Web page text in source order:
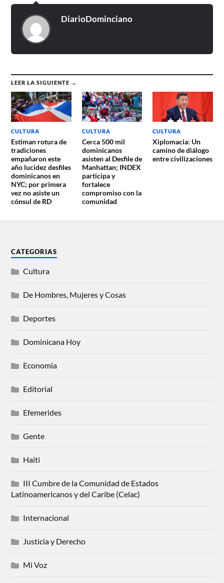
DiarioDominciano
LEER LA SIGUIENTE →
CULTURA
Estiman rotura de
tradiciones
empañaron este
año lucidez desfiles
dominicanos en
NYC; por primera
vez no asiste un
cónsul de RD
CULTURA
Cerca 500 mil
dominicanos
asisten al Desfile de
Manhattan; INDEX
participa y
fortalece
compromiso con la
comunidad
CULTURA
Xiplomacia: Un
camino de diálogo
entre civilizaciones
CATEGORIAS
Cultura
De Hombres, Mujeres y Cosas
Deportes
Dominicana Hoy
Economia
Editorial
Efemerides
Gente
Haiti
III Cumbre de la Comunidad de Estados
Latinoamericanos y del Caribe (Celac)
Internacional
Justicia y Derecho
Mi Voz